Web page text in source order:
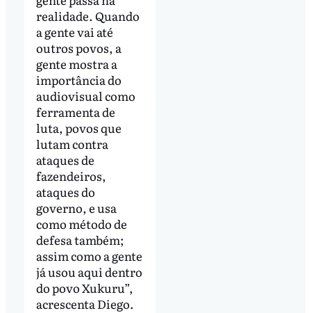
realidade. Quando
a gente vai até
outros povos, a
gente mostra a
importância do
audiovisual como
ferramenta de
luta, povos que
lutam contra
ataques de
fazendeiros,
ataques do
governo, e usa
como método de
defesa também;
assim como a gente
já usou aqui dentro
do povo Xukuru”,
acrescenta Diego.